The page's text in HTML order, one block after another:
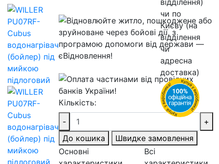
Основні
Всі
Кількість:
-
+
До кошика
Швидке замовлення